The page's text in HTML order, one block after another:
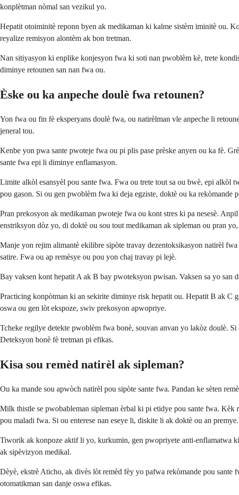
konplètman nòmal san vezikul yo.
Hepatit otoiminitè reponn byen ak medikaman ki kalme sistèm iminitè ou.
reyalize remisyon alontèm ak bon tretman.
Nan sitiyasyon ki enplike konjesyon fwa ki soti nan pwoblèm kè, trete
diminye retounen san nan fwa ou.
Èske ou ka anpeche doulè fwa retounen?
Yon fwa ou fin fè eksperyans doulè fwa, ou natirèlman vle anpeche li
jeneral tou.
Kenbe yon pwa sante pwoteje fwa ou pi plis pase prèske anyen ou ka fè.
sante fwa epi li diminye enflamasyon.
Limite alkòl esansyèl pou sante fwa. Fwa ou trete tout sa ou bwè, epi alkòl
pou gason. Si ou gen pwoblèm fwa ki deja egziste, doktè ou ka rekòmande
Pran prekosyon ak medikaman pwoteje fwa ou kont stres ki pa nesesè.
enstriksyon dòz yo, di doktè ou sou tout medikaman ak sipleman ou pran
Manje yon rejim alimantè ekilibre sipòte travay dezentoksikasyon natirèl
satire. Fwa ou ap remèsye ou pou yon chaj travay pi lejè.
Bay vaksen kont hepatit A ak B bay pwoteksyon pwisan. Vaksen sa yo san
Practicing konpòtman ki an sekirite diminye risk hepatit ou. Hepatit B ak C
oswa ou gen lòt ekspoze, swiv prekosyon apwopriye.
Tcheke regilye detekte pwoblèm fwa bonè, souvan anvan yo lakòz doulè.
Deteksyon bonè fè tretman pi efikas.
Kisa sou remèd natirèl ak sipleman?
Ou ka mande sou apwòch natirèl pou sipòte sante fwa. Pandan ke sèten
Milk thistle se pwobableman sipleman èrbal ki pi etidye pou sante fwa. Kèk
pou maladi fwa. Si ou enterese nan eseye li, diskite li ak doktè ou an premye.
Tiworik ak konpoze aktif li yo, kurkumin, gen pwopriyete anti-enflamatwa
ak sipèvizyon medikal.
Dèyè, ekstrè Aticho, ak divès lòt remèd fèy yo pafwa rekòmande pou
otomatikman san danje oswa efikas.